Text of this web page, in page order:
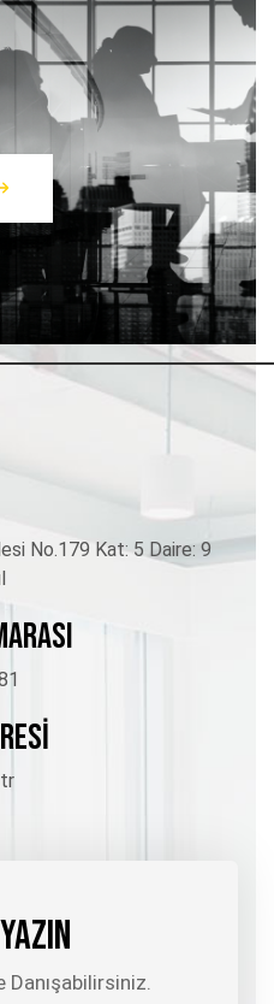
No.179 Kat: 5 Daire: 9
Danışabilirsiniz.